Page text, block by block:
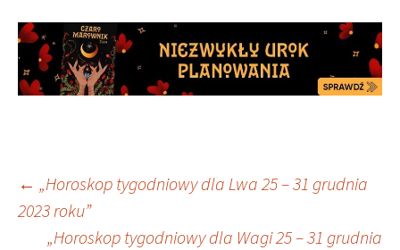
Nawigacja
← „Horoskop tygodniowy dla Lwa 25 – 31 grudnia
2023 roku”
„Horoskop tygodniowy dla Wagi 25 – 31 grudnia